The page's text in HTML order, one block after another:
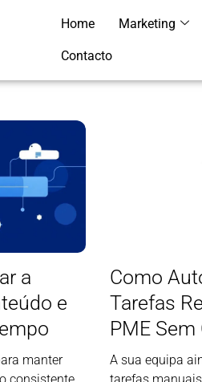
Home Marketing
Contacto
a
e
manter
consistente.
Como
Tarefas
PME
A sua equipa
tarefas